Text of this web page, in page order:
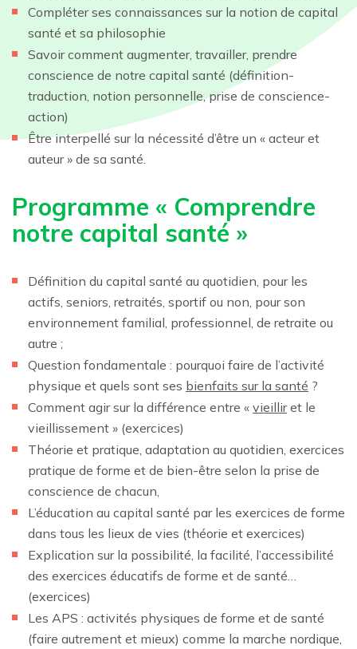
Compléter ses connaissances sur la notion de capital
santé et sa philosophie
Savoir comment augmenter, travailler, prendre
conscience de notre capital santé (définition-
traduction, notion personnelle, prise de conscience-
action)
Être interpellé sur la nécessité d’être un « acteur et
auteur » de sa santé.
Programme « Comprendre
notre capital santé »
Définition du capital santé au quotidien, pour les
actifs, seniors, retraités, sportif ou non, pour son
environnement familial, professionnel, de retraite ou
autre ;
Question fondamentale : pourquoi faire de l’activité
physique et quels sont ses bienfaits sur la santé ?
Comment agir sur la différence entre « vieilliret le
vieillissement » (exercices)
Théorie et pratique, adaptation au quotidien, exercices
pratique de forme et de bien-être selon la prise de
conscience de chacun,
L’éducation au capital santé par les exercices de forme
dans tous les lieux de vies (théorie et exercices)
Explication sur la possibilité, la facilité, l’accessibilité
des exercices éducatifs de forme et de santé…
(exercices)
Les APS : activités physiques de forme et de santé
(faire autrement et mieux) comme la marche nordique,